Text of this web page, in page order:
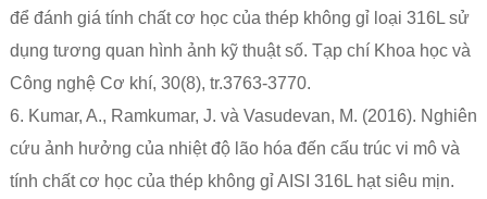
để đánh giá tính chất cơ học của thép không gỉ loại 316L sử
dụng tương quan hình ảnh kỹ thuật số. Tạp chí Khoa học và
Công nghệ Cơ khí, 30(8), tr.3763-3770.
6. Kumar, A., Ramkumar, J. và Vasudevan, M. (2016). Nghiên
cứu ảnh hưởng của nhiệt độ lão hóa đến cấu trúc vi mô và
tính chất cơ học của thép không gỉ AISI 316L hạt siêu mịn.